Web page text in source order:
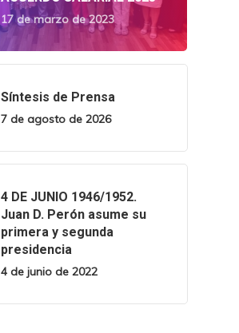
17 de marzo de 2023
Síntesis de Prensa
7 de agosto de 2026
4 DE JUNIO 1946/1952.
Juan D. Perón asume su
primera y segunda
presidencia
4 de junio de 2022